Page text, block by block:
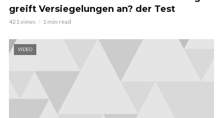
greift Versiegelungen an? der Test
421 views 1 min read
VIDEO